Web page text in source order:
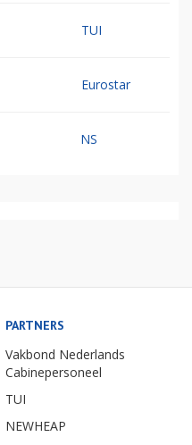
TUI
Eurostar
NS
PARTNERS
Vakbond Nederlands
Cabinepersoneel
TUI
NEWHEAP